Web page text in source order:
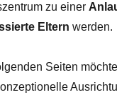
zu einer
Eltern werden.
Seiten